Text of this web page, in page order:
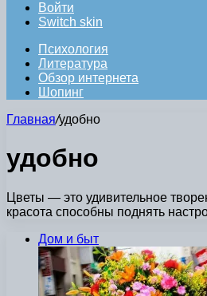
Войти
Switch skin
Психология
Литература
Обзор интернета
Шопинг
Главная/удобно
удобно
Цветы — это удивительное
красота способны поднять
Дом и быт